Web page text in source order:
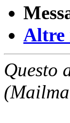
Altre
Questo